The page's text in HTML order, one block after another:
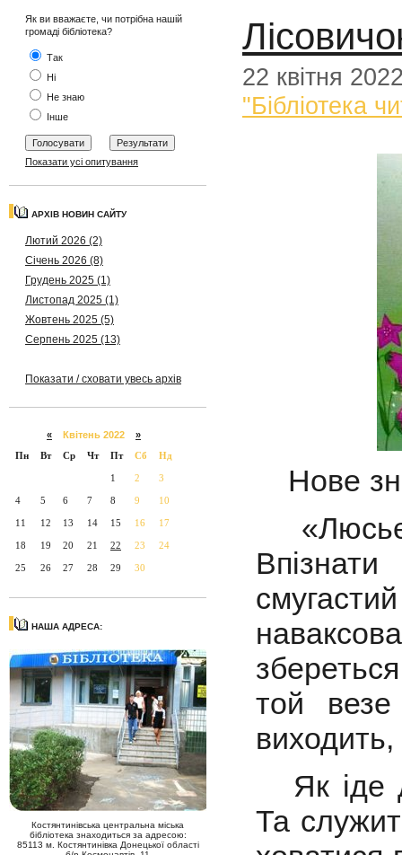
Як ви вважаєте, чи потрібна нашій
громаді бібліотека?
Так
Ні
Не знаю
Інше
Показати усі опитування
АРХІВ НОВИН САЙТУ
Лютий 2026 (2)
Січень 2026 (8)
Грудень 2025 (1)
Листопад 2025 (1)
Жовтень 2025 (5)
Серпень 2025 (13)
Показати / сховати увесь архів
« Квітень 2022 »
Пн
Вт Ср Чт Пт Сб Нд
1 2 3
4 5 6 7 8 9 10
11 12 13 14 15 16 17
18 19 20 21 22 23 24
25 26 27 28 29 30
НАША АДРЕСА:
Костянтинівська центральна міська
бібліотека знаходиться за адресою:
85113 м. Костянтинівка Донецької області
22 квітня
"Бібліотека
Нове
той
виходить,
Як іде
Та